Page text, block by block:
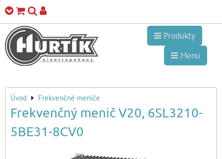
Produkty
Menu
Úvod Frekvenčné meniče
Frekvenčný menič V20, 6SL3210-
5BE31-8CV0